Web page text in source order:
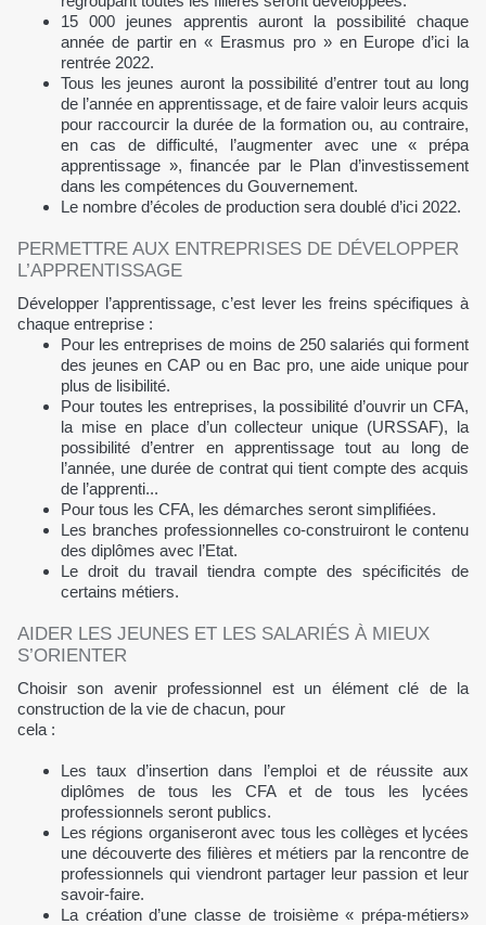
15 000 jeunes apprentis auront la possibilité chaque
année de partir en « Erasmus pro » en Europe d’ici la
rentrée 2022.
Tous les jeunes auront la possibilité d’entrer tout au long
de l’année en apprentissage, et de faire valoir leurs acquis
pour raccourcir la durée de la formation ou, au contraire,
en cas de difficulté, l’augmenter avec une « prépa
apprentissage », financée par le Plan d’investissement
dans les compétences du Gouvernement.
Le nombre d’écoles de production sera doublé d’ici 2022.
PERMETTRE AUX ENTREPRISES DE DÉVELOPPER
L’APPRENTISSAGE
Développer l’apprentissage, c’est lever les freins spécifiques à
chaque entreprise :
Pour les entreprises de moins de 250 salariés qui forment
des jeunes en CAP ou en Bac pro, une aide unique pour
plus de lisibilité.
Pour toutes les entreprises, la possibilité d’ouvrir un CFA,
la mise en place d’un collecteur unique (URSSAF), la
possibilité d’entrer en apprentissage tout au long de
l’année, une durée de contrat qui tient compte des acquis
de l’apprenti...
Pour tous les CFA, les démarches seront simplifiées.
Les branches professionnelles co-construiront le contenu
des diplômes avec l’Etat.
Le droit du travail tiendra compte des spécificités de
certains métiers.
AIDER LES JEUNES ET LES SALARIÉS À MIEUX
S’ORIENTER
Choisir son avenir professionnel est un élément clé de la
construction de la vie de chacun, pour
cela :
Les taux d’insertion dans l’emploi et de réussite aux
diplômes de tous les CFA et de tous les lycées
professionnels seront publics.
Les régions organiseront avec tous les collèges et lycées
une découverte des filières et métiers par la rencontre de
professionnels qui viendront partager leur passion et leur
savoir-faire.
La création d’une classe de troisième « prépa-métiers»